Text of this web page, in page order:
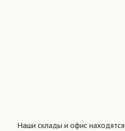
Наши склады и офис